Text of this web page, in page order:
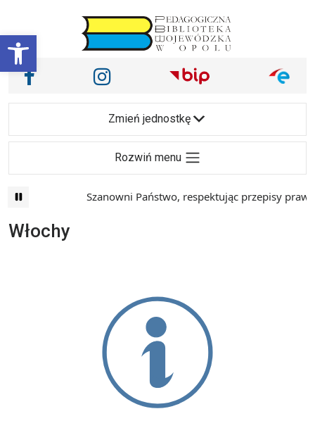
Otwórz pasek narzędzi
Main Navigation
Nasze media społecznościowe i inne
Facebook Instagram
Zmień jednostkę
Rozwiń menu
Szanowni Państwo, respektując przepisy prawa
Włochy